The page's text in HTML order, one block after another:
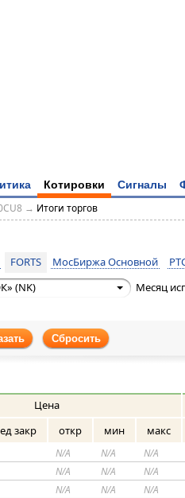
Котировки Сигналы
→ Итоги торгов
FORTS МосБиржа Основной
(NK)
Месяц
Сбросить
Цена
закр откр мин макс
N/A N/A N/A
N/A N/A N/A
N/A N/A N/A